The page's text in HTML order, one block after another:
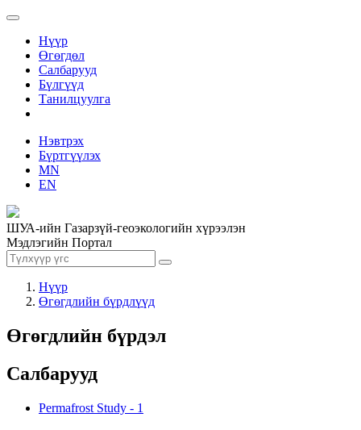
Нүүр
Өгөгдөл
Салбарууд
Бүлгүүд
Танилцуулга
Нэвтрэх
Бүртгүүлэх
MN
EN
ШУА-ийн Газарзүй-геоэкологийн хүрээлэн
Мэдлэгийн Портал
Нүүр
Өгөгдлийн бүрдлүүд
Өгөгдлийн бүрдэл
Салбарууд
Permafrost Study - 1